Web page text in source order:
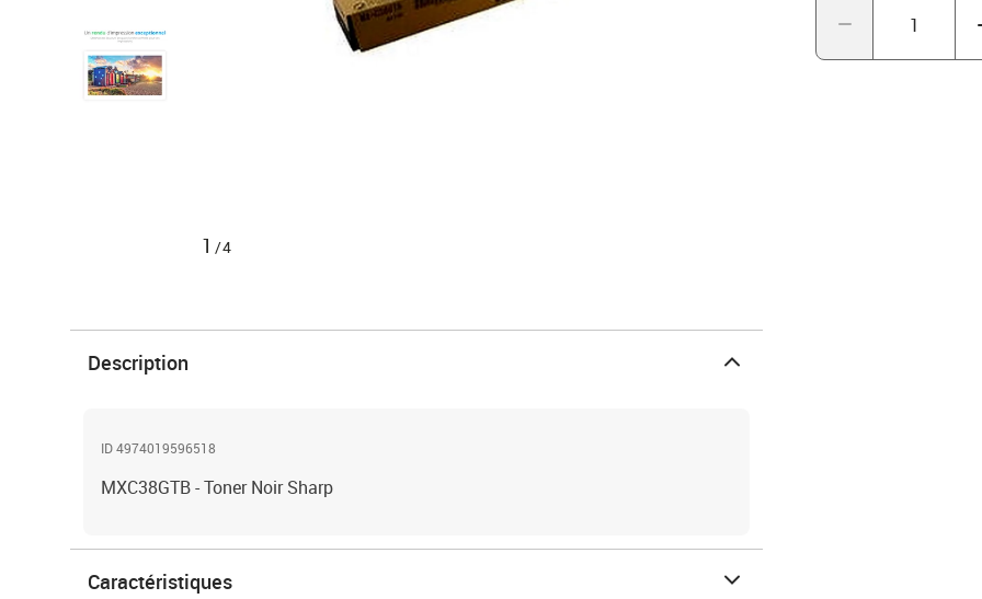
1 /4
Description
ID 4974019596518
MXC38GTB - Toner Noir Sharp
Caractéristiques